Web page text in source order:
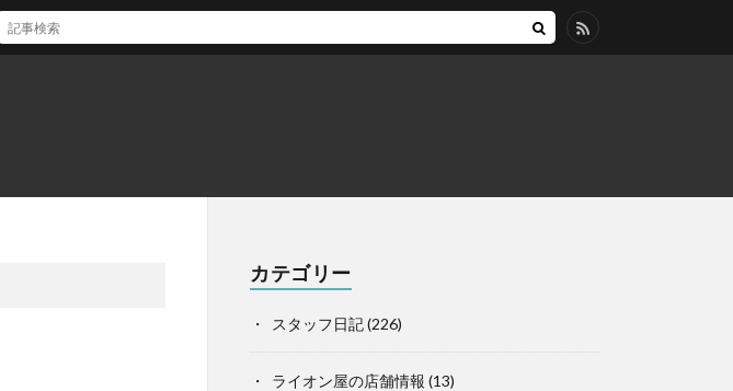
カテゴリー
スタッフ日記(226)
ライオン屋の店舗情報 (13)